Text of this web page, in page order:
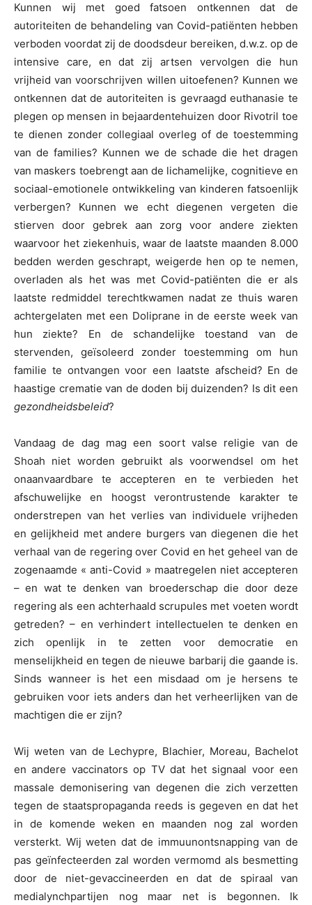
Kunnen wij met goed fatsoen ontkennen dat de
autoriteiten de behandeling van Covid-patiënten hebben
verboden voordat zij de doodsdeur bereiken, d.w.z. op de
intensive care, en dat zij artsen vervolgen die hun
vrijheid van voorschrijven willen uitoefenen? Kunnen we
ontkennen dat de autoriteiten is gevraagd euthanasie te
plegen op mensen in bejaardentehuizen door Rivotril toe
te dienen zonder collegiaal overleg of de toestemming
van de families? Kunnen we de schade die het dragen
van maskers toebrengt aan de lichamelijke, cognitieve en
sociaal-emotionele ontwikkeling van kinderen fatsoenlijk
verbergen? Kunnen we echt diegenen vergeten die
stierven door gebrek aan zorg voor andere ziekten
waarvoor het ziekenhuis, waar de laatste maanden 8.000
bedden werden geschrapt, weigerde hen op te nemen,
overladen als het was met Covid-patiënten die er als
laatste redmiddel terechtkwamen nadat ze thuis waren
achtergelaten met een Doliprane in de eerste week van
hun ziekte? En de schandelijke toestand van de
stervenden, geïsoleerd zonder toestemming om hun
familie te ontvangen voor een laatste afscheid? En de
haastige crematie van de doden bij duizenden? Is dit een
gezondheidsbeleid?
Vandaag de dag mag een soort valse religie van de
Shoah niet worden gebruikt als voorwendsel om het
onaanvaardbare te accepteren en te verbieden het
afschuwelijke en hoogst verontrustende karakter te
onderstrepen van het verlies van individuele vrijheden
en gelijkheid met andere burgers van diegenen die het
verhaal van de regering over Covid en het geheel van de
zogenaamde « anti-Covid » maatregelen niet accepteren
– en wat te denken van broederschap die door deze
regering als een achterhaald scrupules met voeten wordt
getreden? – en verhindert intellectuelen te denken en
zich openlijk in te zetten voor democratie en
menselijkheid en tegen de nieuwe barbarij die gaande is.
Sinds wanneer is het een misdaad om je hersens te
gebruiken voor iets anders dan het verheerlijken van de
machtigen die er zijn?
Wij weten van de Lechypre, Blachier, Moreau, Bachelot
en andere vaccinators op TV dat het signaal voor een
massale demonisering van degenen die zich verzetten
tegen de staatspropaganda reeds is gegeven en dat het
in de komende weken en maanden nog zal worden
versterkt. Wij weten dat de immuunontsnapping van de
pas geïnfecteerden zal worden vermomd als besmetting
door de niet-gevaccineerden en dat de spiraal van
medialynchpartijen nog maar net is begonnen. Ik